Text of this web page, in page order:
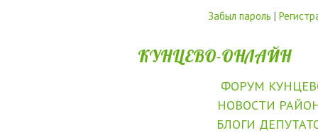
Забыл пароль |
КУНЦЕВО-ОНЛАЙН
ФОРУМ
НОВОСТИ
БЛОГИ